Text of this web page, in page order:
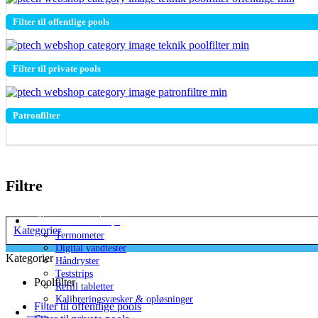
Kemistyring
Kemikontrollere
Elektrode & Sensor
Kemitanke
Div. udstyr til kemi
Diverse reservedele
Saltvandsanlæg
Saltklorinator
Raffineret poolsalt
Filtermedier
Filtersand
Måle- & testudstyr
Termometer
Digital vandtester
Håndryster
Teststrips
Refill tabletter
Kalibreringsvæsker & opløsninger
PVC
Filter til offentlige pools
Filter til private pools
Patronfilter
Filtre
Kategorier
Kategorier
Poolfilter
Filter til offentlige pools